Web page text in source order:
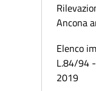
Ancona
Elenco
L.84/94
2019